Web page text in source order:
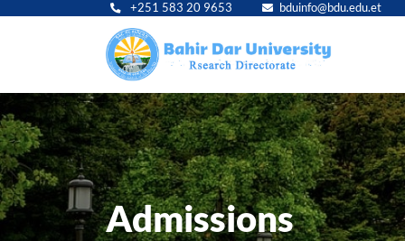
+251 583 20 9653 bduinfo@bdu.edu.et
Admissions